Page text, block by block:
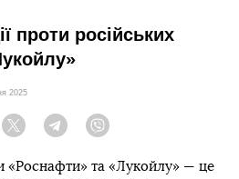
проти російських
2025
Twitter Telegram
«Роснафти» та «Лукойлу» — це